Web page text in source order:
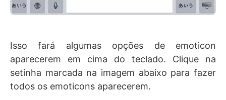
Isso fará algumas opções de emoticon
aparecerem em cima do teclado. Clique na
setinha marcada na imagem abaixo para fazer
todos os emoticons aparecerem.